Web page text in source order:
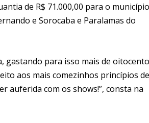
de R$ 71.000,00 para o
e Sorocaba e Paralamas do
gastando para isso mais de
aos mais comezinhos princípios de
auferida com os shows!”, consta na